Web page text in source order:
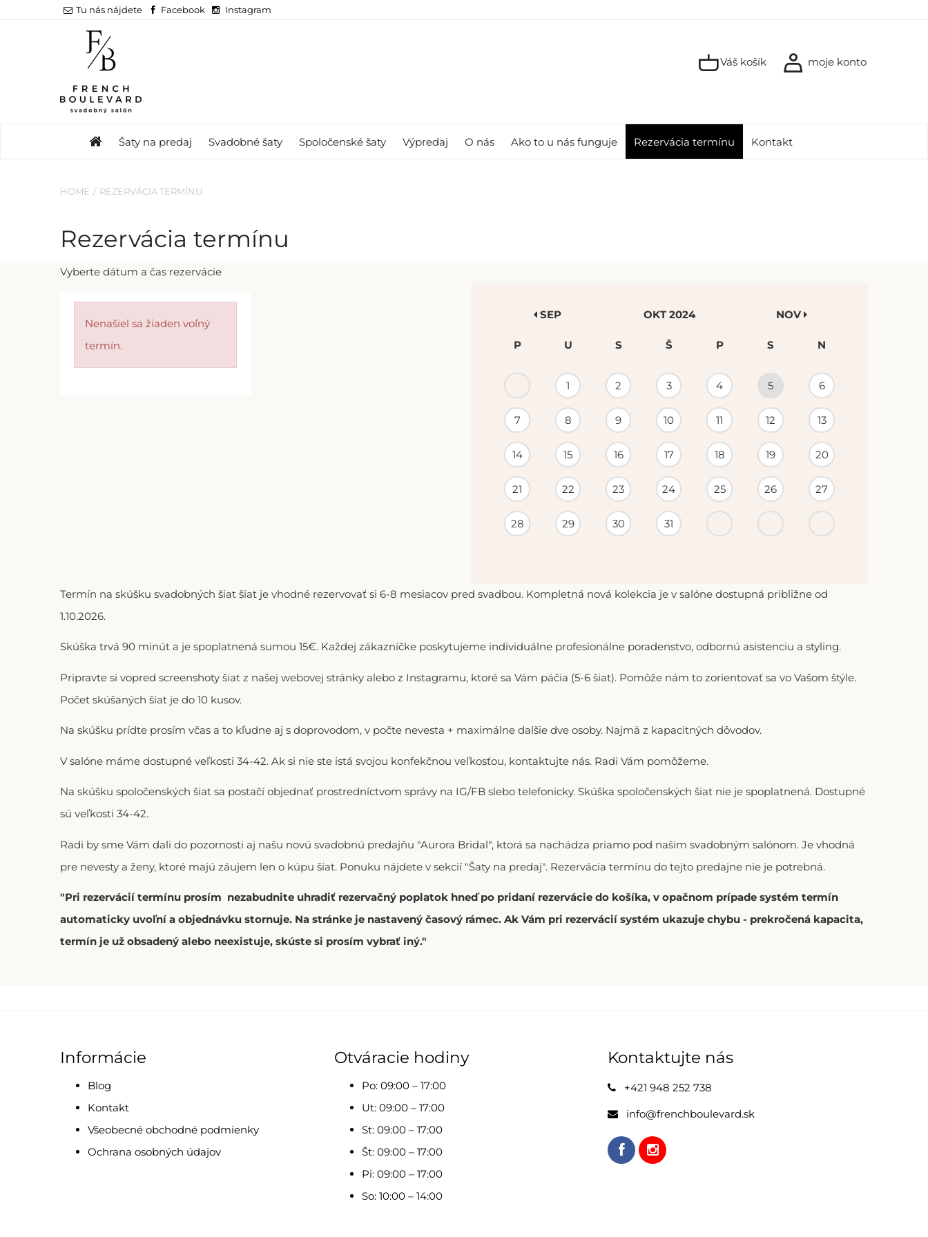
Tu nás nájdete Facebook Instagram
Váš košík moje konto
Šaty na predaj Svadobné šaty Spoločenské šaty Výpredaj O nás Ako to u nás funguje Rezervácia termínu Kontakt
HOME REZERVÁCIA TERMÍNU
Rezervácia termínu
Vyberte dátum a čas rezervácie
Nenašiel sa žiaden voľný
termín.
KALENDÁR
PODUJATÍ
SEP OKT 2024 NOV
P U S Š P S N
1 2 3 4 5 6
7 8 9 10 11 12 13
14 15 16 17 18 19 20
21 22 23 24 25 26 27
28 29 30 31
Termín na skúšku svadobných šiat šiat je vhodné rezervovať si 6-8 mesiacov pred svadbou. Kompletná nová kolekcia je v salóne dostupná približne od
1.10.2026.
Skúška trvá 90 minút a je spoplatnená sumou 15€. Každej zákazníčke poskytujeme individuálne profesionálne poradenstvo, odbornú asistenciu a styling.
Pripravte si vopred screenshoty šiat z našej webovej stránky alebo z Instagramu, ktoré sa Vám páčia (5-6 šiat). Pomôže nám to zorientovať sa vo Vašom štýle.
Počet skúšaných šiat je do 10 kusov.
Na skúšku prídte prosím včas a to kľudne aj s doprovodom, v počte nevesta + maximálne dalšie dve osoby. Najmä z kapacitných dôvodov.
V salóne máme dostupné veľkosti 34-42. Ak si nie ste istá svojou konfekčnou veľkosťou, kontaktujte nás. Radi Vám pomôžeme.
Na skúšku spoločenských šiat sa postačí objednať prostredníctvom správy na IG/FB slebo telefonicky. Skúška spoločenských šiat nie je spoplatnená. Dostupné
sú veľkosti 34-42.
Radi by sme Vám dali do pozornosti aj našu novú svadobnú predajňu "Aurora Bridal", ktorá sa nachádza priamo pod našim svadobným salónom. Je vhodná
pre nevesty a ženy, ktoré majú záujem len o kúpu šiat. Ponuku nájdete v sekcií "Šaty na predaj". Rezervácia termínu do tejto predajne nie je potrebná.
"Pri rezervácií termínu prosím nezabudnite uhradiť rezervačný poplatok hneď po pridaní rezervácie do košíka, v opačnom prípade systém termín
automaticky uvoľní a objednávku stornuje. Na stránke je nastavený časový rámec. Ak Vám pri rezervácií systém ukazuje chybu - prekročená kapacita,
termín je už obsadený alebo neexistuje, skúste si prosím vybrať iný."
Informácie
Blog
Kontakt
Všeobecné obchodné podmienky
Ochrana osobných údajov
Otváracie hodiny
Po: 09:00 – 17:00
Ut: 09:00 – 17:00
St: 09:00 – 17:00
Št: 09:00 – 17:00
Pi: 09:00 – 17:00
So: 10:00 – 14:00
Kontaktujte nás
+421 948 252 738
info@frenchboulevard.sk